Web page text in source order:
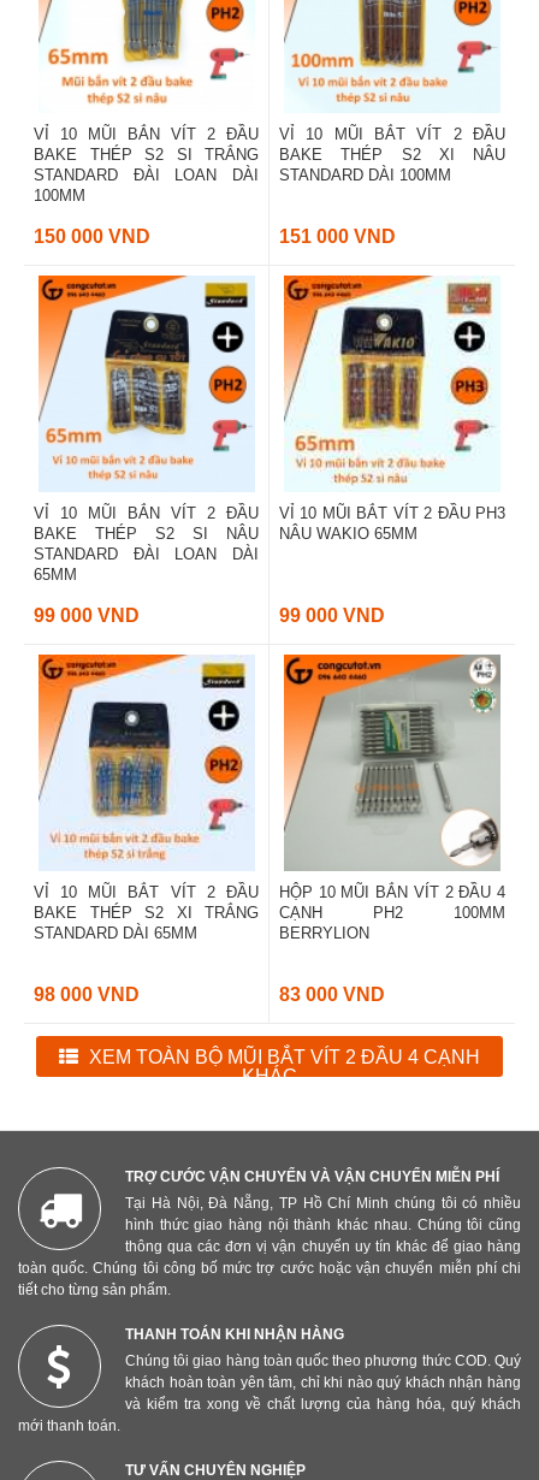
VỈ 10 MŨI BẮN VÍT 2 ĐẦU
BAKE THÉP S2 SI TRẮNG
STANDARD ĐÀI LOAN DÀI
100MM
150 000 VND
VỈ 10 MŨI BẮT VÍT 2 ĐẦU
BAKE THÉP S2 XI NÂU
STANDARD DÀI 100MM
151 000 VND
VỈ 10 MŨI BẮN VÍT 2 ĐẦU
BAKE THÉP S2 SI NÂU
STANDARD ĐÀI LOAN DÀI
65MM
99 000 VND
VỈ 10 MŨI BẮT VÍT 2 ĐẦU PH3
NÂU WAKIO 65MM
99 000 VND
VỈ 10 MŨI BẮT VÍT 2 ĐẦU
BAKE THÉP S2 XI TRẮNG
STANDARD DÀI 65MM
98 000 VND
HỘP 10 MŨI BẮN VÍT 2 ĐẦU 4
CẠNH PH2 100MM
BERRYLION
83 000 VND
XEM TOÀN BỘ MŨI BẮT VÍT 2 ĐẦU 4 CẠNH
KHÁC
TRỢ CƯỚC VẬN CHUYỂN VÀ VẬN CHUYỂN MIỄN PHÍ
Tại Hà Nội, Đà Nẵng, TP Hồ Chí Minh chúng tôi có nhiều
hình thức giao hàng nội thành khác nhau. Chúng tôi cũng
thông qua các đơn vị vận chuyển uy tín khác để giao hàng
toàn quốc. Chúng tôi công bố mức trợ cước hoặc vận chuyển miễn phí chi
tiết cho từng sản phẩm.
THANH TOÁN KHI NHẬN HÀNG
Chúng tôi giao hàng toàn quốc theo phương thức COD. Quý
khách hoàn toàn yên tâm, chỉ khi nào quý khách nhận hàng
và kiểm tra xong về chất lượng của hàng hóa, quý khách
mới thanh toán.
TƯ VẤN CHUYÊN NGHIỆP